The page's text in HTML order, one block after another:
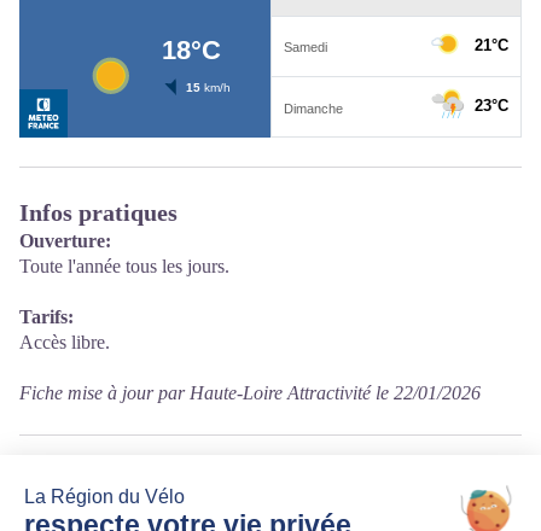
Infos pratiques
Ouverture:
Toute l'année tous les jours.
Tarifs:
Accès libre.
Fiche mise à jour par Haute-Loire Attractivité le 22/01/2026
43510 Le Bouchet-Saint-Nicolas